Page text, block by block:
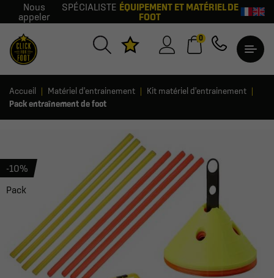
Nous
appeler
SPÉCIALISTE ÉQUIPEMENT ET MATÉRIEL DE
FOOT
0
Accueil Matériel d'entrainement
Kit matériel d'entrainement
Pack entraînement de foot
-10%
Pack